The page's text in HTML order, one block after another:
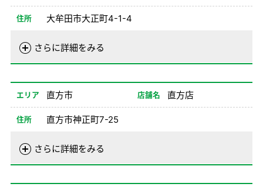
備考
住所 大牟田市大正町4-1-4
さらに詳細をみる
電話番号 0944-52-0100
08/26-12/31 08:00-20:00
備考 ※1、2、8NO不可
エリア 直方市 店舗名 直方店
住所 直方市神正町7-25
さらに詳細をみる
電話番号 0949-28-0100